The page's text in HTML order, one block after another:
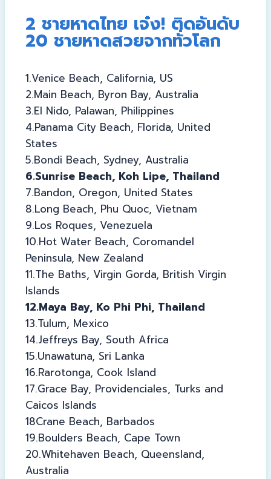
2 ชายหาดไทย เจ๋ง! ติดอันดับ
20 ชายหาดสวยจากทั่วโลก
1.Venice Beach, California, US
2.Main Beach, Byron Bay, Australia
3.El Nido, Palawan, Philippines
4.Panama City Beach, Florida, United
States
5.Bondi Beach, Sydney, Australia
6.Sunrise Beach, Koh Lipe, Thailand
7.Bandon, Oregon, United States
8.Long Beach, Phu Quoc, Vietnam
9.Los Roques, Venezuela
10.Hot Water Beach, Coromandel
Peninsula, New Zealand
11.The Baths, Virgin Gorda, British Virgin
Islands
12.Maya Bay, Ko Phi Phi, Thailand
13.Tulum, Mexico
14.Jeffreys Bay, South Africa
15.Unawatuna, Sri Lanka
16.Rarotonga, Cook Island
17.Grace Bay, Providenciales, Turks and
Caicos Islands
18Crane Beach, Barbados
19.Boulders Beach, Cape Town
20.Whitehaven Beach, Queensland,
Australia